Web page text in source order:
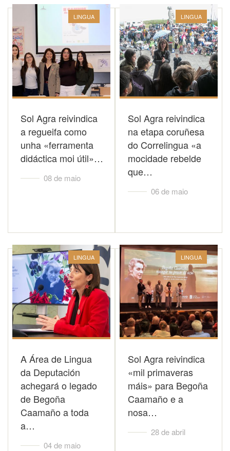
LINGUA
Sol Agra reivindica
a regueifa como
unha «ferramenta
didáctica moi útil»…
08 de maio
LINGUA
Sol Agra reivindica
na etapa coruñesa
do Correlingua «a
mocidade rebelde
que…
06 de maio
LINGUA
A Área de Lingua
da Deputación
achegará o legado
de Begoña
Caamaño a toda
a…
04 de maio
LINGUA
Sol Agra reivindica
«mil primaveras
máis» para Begoña
Caamaño e a
nosa…
28 de abril